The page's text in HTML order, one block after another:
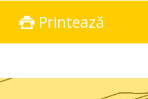
Printează